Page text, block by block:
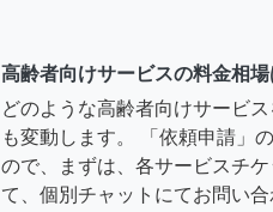
高齢者向けサービスの料金相場
どのような高齢者向けサービ
も変動します。 「依頼申請」
ので、まずは、各サービスチ
て、個別チャットにてお問い